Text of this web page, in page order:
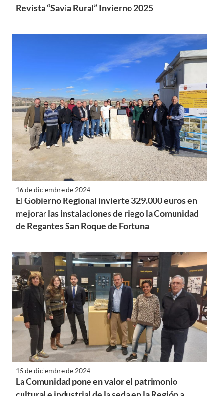
Revista “Savia Rural” Invierno 2025
16 de diciembre de 2024
El Gobierno Regional invierte 329.000 euros en
mejorar las instalaciones de riego la Comunidad
de Regantes San Roque de Fortuna
15 de diciembre de 2024
La Comunidad pone en valor el patrimonio